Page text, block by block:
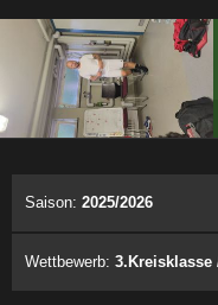
Saison: 2025/2026
Wettbewerb: 3.Kreisklasse